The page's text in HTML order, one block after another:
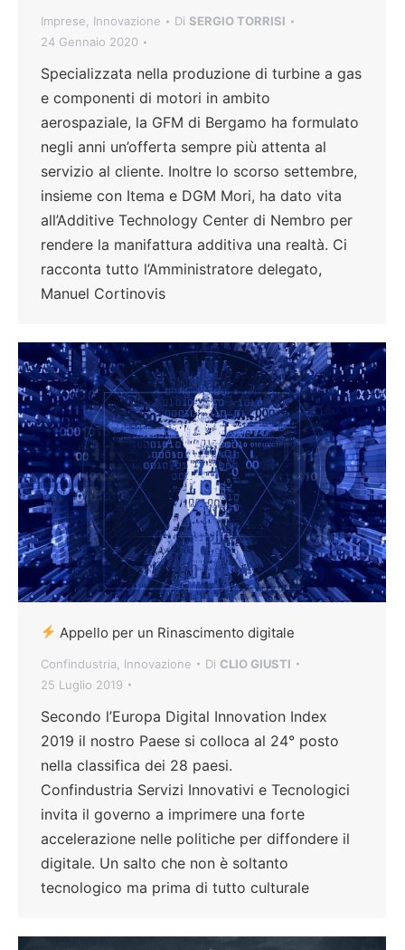
Imprese Innovazione Di SERGIO TORRISI
24 Gennaio 2020
Specializzata nella produzione di turbine a gas
e componenti di motori in ambito
aerospaziale, la GFM di Bergamo ha formulato
negli anni un’offerta sempre più attenta al
servizio al cliente. Inoltre lo scorso settembre,
insieme con Itema e DGM Mori, ha dato vita
all’Additive Technology Center di Nembro per
rendere la manifattura additiva una realtà. Ci
racconta tutto l’Amministratore delegato,
Manuel Cortinovis
Appello per un Rinascimento digitale
Confindustria Innovazione Di CLIO GIUSTI
25 Luglio 2019
Secondo l’Europa Digital Innovation Index
2019 il nostro Paese si colloca al 24° posto
nella classifica dei 28 paesi.
Confindustria Servizi Innovativi e Tecnologici
invita il governo a imprimere una forte
accelerazione nelle politiche per diffondere il
digitale. Un salto che non è soltanto
tecnologico ma prima di tutto culturale